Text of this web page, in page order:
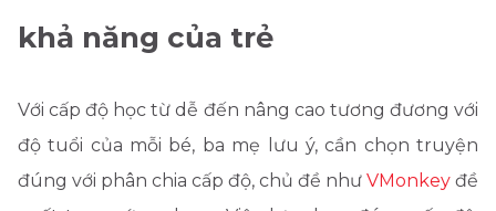
khả năng của trẻ
Với cấp độ học từ dễ đến nâng cao tương đương với
độ tuổi của mỗi bé, ba mẹ lưu ý, cần chọn truyện
đúng với phân chia cấp độ, chủ đề như VMonkey đề